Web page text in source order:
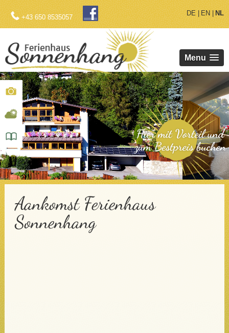
+43 650 8535057
DE EN NL
Menu
Aankomst Ferienhaus
Sonnenhang